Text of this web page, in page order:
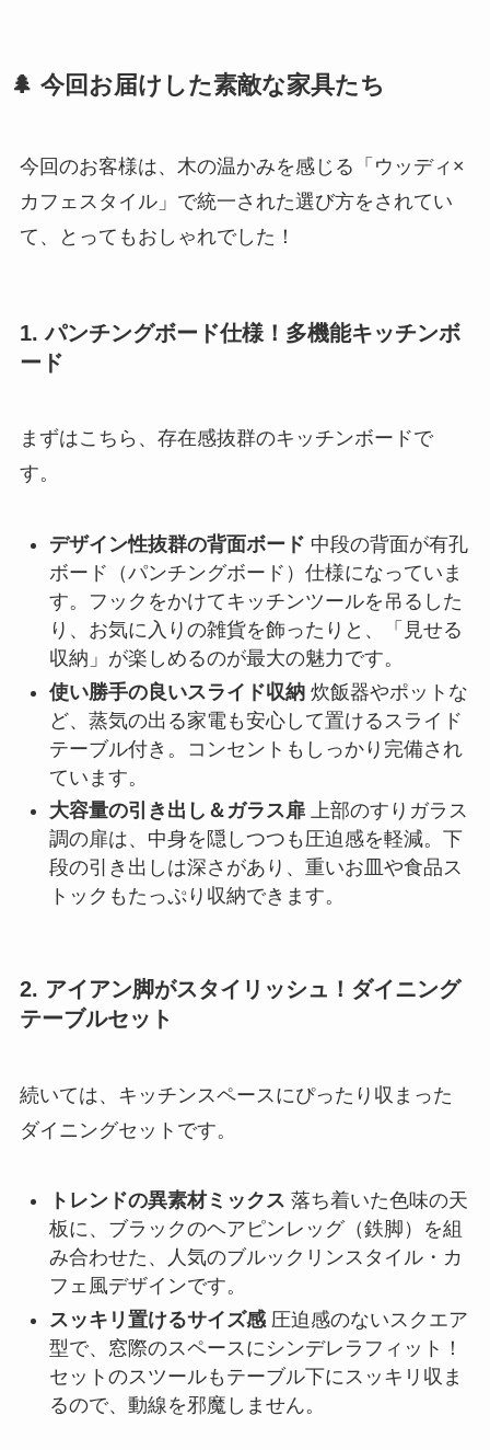
🌲 今回お届けした素敵な家具たち
今回のお客様は、木の温かみを感じる「ウッディ×
カフェスタイル」で統一された選び方をされてい
て、とってもおしゃれでした！
1. パンチングボード仕様！多機能キッチンボ
ード
まずはこちら、存在感抜群のキッチンボードで
す。
デザイン性抜群の背面ボード 中段の背面が有孔
ボード（パンチングボード）仕様になっていま
す。フックをかけてキッチンツールを吊るした
り、お気に入りの雑貨を飾ったりと、「見せる
収納」が楽しめるのが最大の魅力です。
使い勝手の良いスライド収納炊飯器やポットな
ど、蒸気の出る家電も安心して置けるスライド
テーブル付き。コンセントもしっかり完備され
ています。
大容量の引き出し＆ガラス扉上部のすりガラス
調の扉は、中身を隠しつつも圧迫感を軽減。下
段の引き出しは深さがあり、重いお皿や食品ス
トックもたっぷり収納できます。
2. アイアン脚がスタイリッシュ！ダイニング
テーブルセット
続いては、キッチンスペースにぴったり収まった
ダイニングセットです。
トレンドの異素材ミックス 落ち着いた色味の天
板に、ブラックのヘアピンレッグ（鉄脚）を組
み合わせた、人気のブルックリンスタイル・カ
フェ風デザインです。
スッキリ置けるサイズ感圧迫感のないスクエア
型で、窓際のスペースにシンデレラフィット！
セットのスツールもテーブル下にスッキリ収ま
るので、動線を邪魔しません。